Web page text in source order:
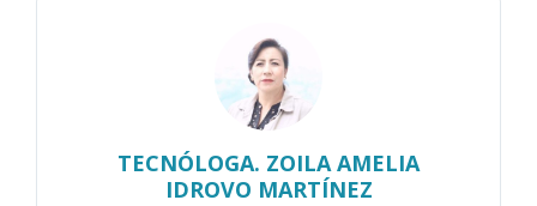
TECNÓLOGA. ZOILA AMELIA
IDROVO MARTÍNEZ